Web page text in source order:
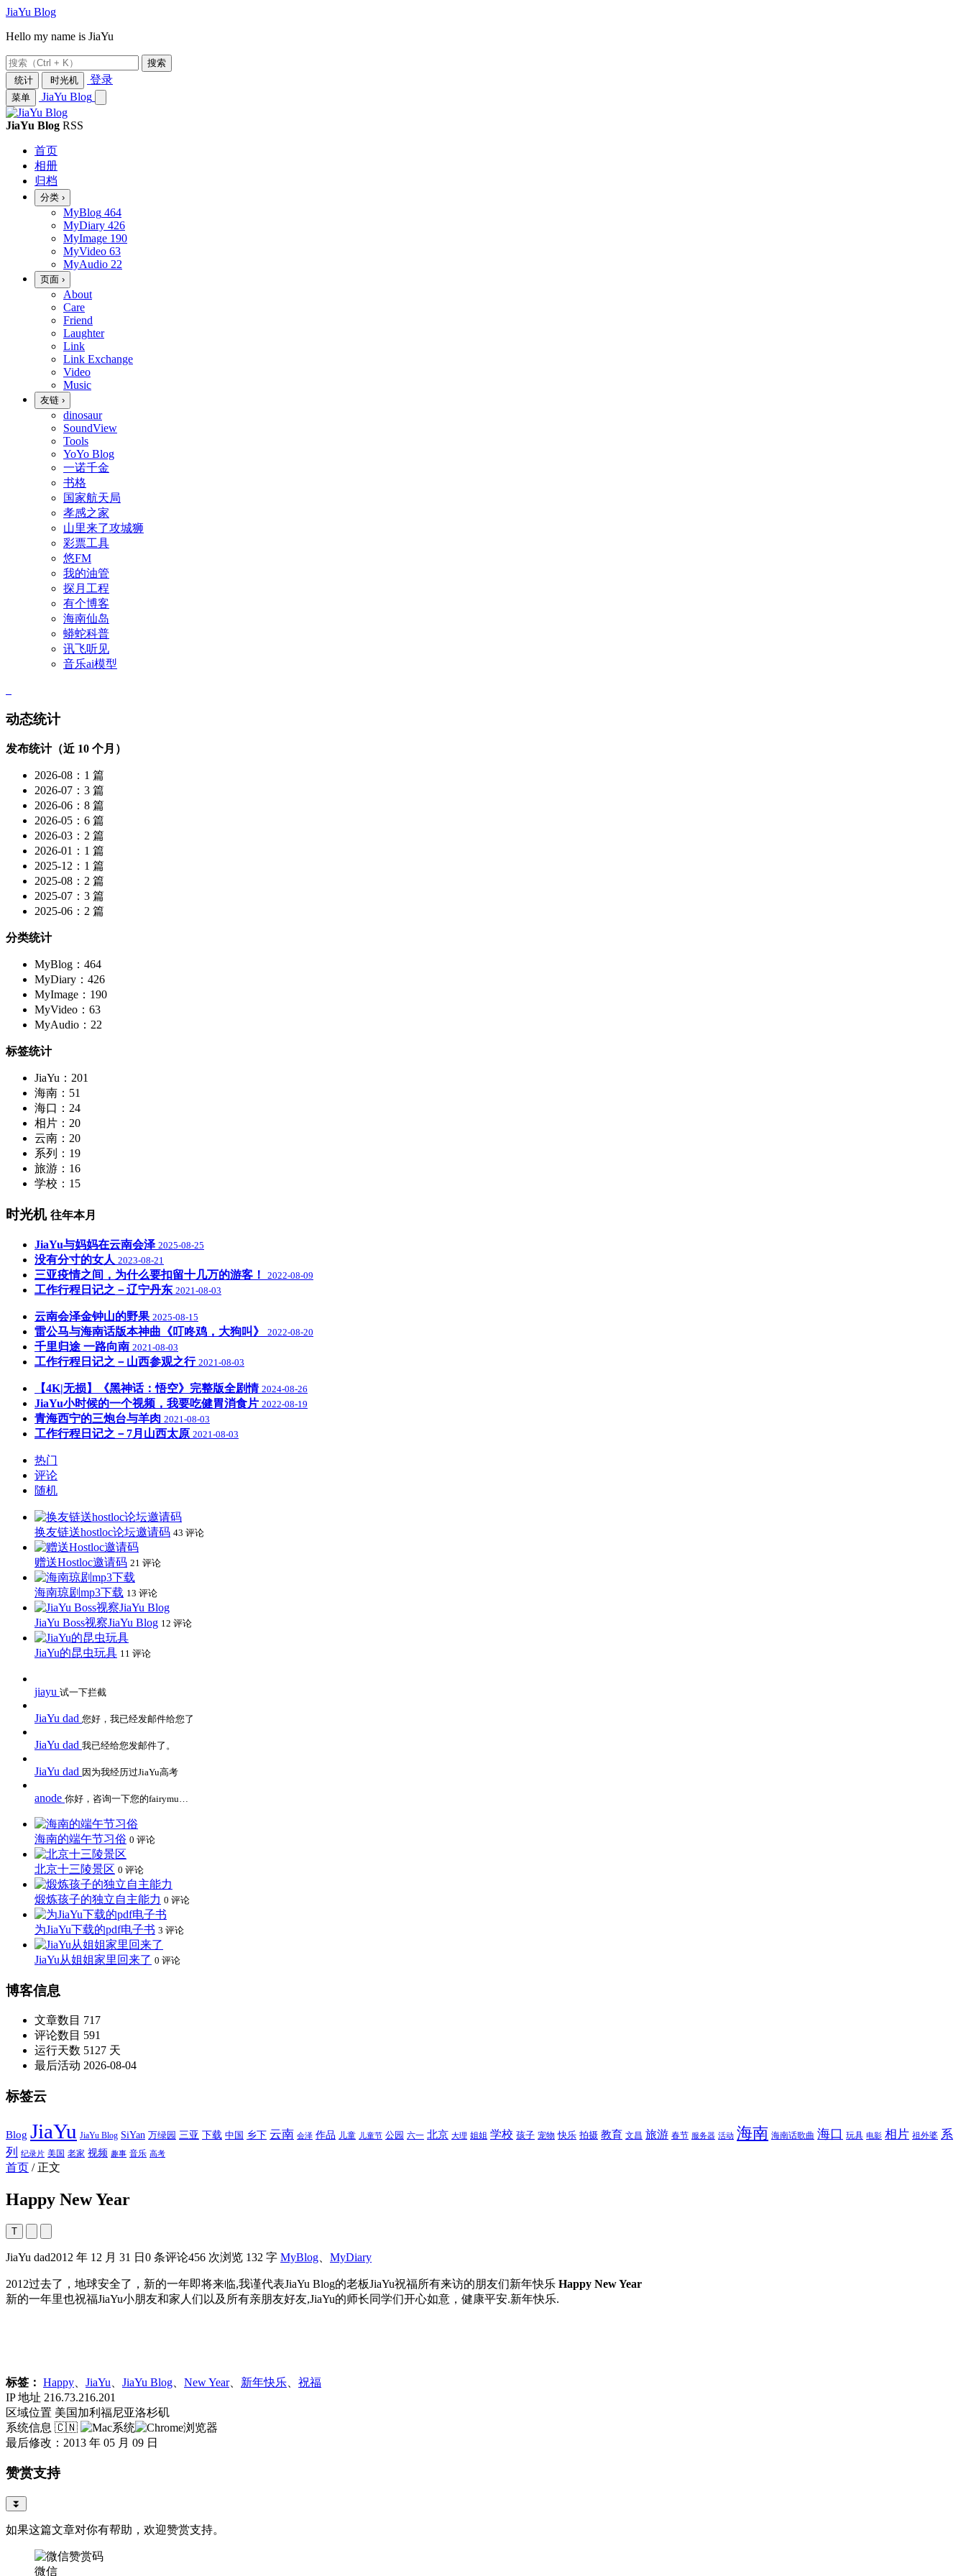
JiaYu Blog
Hello my name is JiaYu
搜索
统计
时光机 登录
菜单 JiaYu Blog
JiaYu Blog RSS
首页
相册
归档
分类 ›
MyBlog 464
MyDiary 426
MyImage 190
MyVideo 63
MyAudio 22
页面 ›
About
Care
Friend
Laughter
Link
Link Exchange
Video
Music
友链 ›
dinosaur
SoundView
Tools
YoYo Blog
一诺千金
书格
国家航天局
孝感之家
山里来了攻城狮
彩票工具
悠FM
我的油管
探月工程
有个博客
海南仙岛
蟒蛇科普
讯飞听见
音乐ai模型
动态统计
发布统计（近 10 个月）
2026-08：1 篇
2026-07：3 篇
2026-06：8 篇
2026-05：6 篇
2026-03：2 篇
2026-01：1 篇
2025-12：1 篇
2025-08：2 篇
2025-07：3 篇
2025-06：2 篇
分类统计
MyBlog：464
MyDiary：426
MyImage：190
MyVideo：63
MyAudio：22
标签统计
JiaYu：201
海南：51
海口：24
相片：20
云南：20
系列：19
旅游：16
学校：15
时光机 往年本月
JiaYu与妈妈在云南会泽 2025-08-25
没有分寸的女人 2023-08-21
三亚疫情之间，为什么要扣留十几万的游客！ 2022-08-09
工作行程日记之－辽宁丹东 2021-08-03
云南会泽金钟山的野果 2025-08-15
雷公马与海南话版本神曲《叮咚鸡，大狗叫》 2022-08-20
千里归途 一路向南 2021-08-03
工作行程日记之－山西参观之行 2021-08-03
【4K|无损】《黑神话：悟空》完整版全剧情 2024-08-26
JiaYu小时候的一个视频，我要吃健胃消食片 2022-08-19
青海西宁的三炮台与羊肉 2021-08-03
工作行程日记之－7月山西太原 2021-08-03
热门
评论
随机
换友链送hostloc论坛邀请码 43 评论
赠送Hostloc邀请码 21 评论
海南琼剧mp3下载 13 评论
JiaYu Boss视察JiaYu Blog 12 评论
JiaYu的昆虫玩具 11 评论
jiayu 试一下拦截
JiaYu dad 您好，我已经发邮件给您了
JiaYu dad 我已经给您发邮件了。
JiaYu dad 因为我经历过JiaYu高考
anode 你好，咨询一下您的fairymu…
海南的端午节习俗 0 评论
北京十三陵景区 0 评论
煅炼孩子的独立自主能力 0 评论
为JiaYu下载的pdf电子书 3 评论
JiaYu从姐姐家里回来了 0 评论
博客信息
文章数目 717
评论数目 591
运行天数 5127 天
最后活动 2026-08-04
标签云
Blog JiaYu JiaYu Blog SiYan 万绿园 三亚 下载 中国 乡下 云南 会泽 作品 儿童 儿童节 公园 六一 北京 大理 姐姐 学校 孩子 宠物 快乐 拍摄 教育 文昌 旅游 春节 服务器 活动 海南 海南话歌曲 海口 玩具 电影 相片 祖外婆 系
列
纪录片 美国 老家 视频 趣事 音乐 高考
首页 / 正文
Happy New Year
T
JiaYu dad2012 年 12 月 31 日 0 条评论456 次浏览 132 字 MyBlog MyDiary
2012过去了，地球安全了，新的一年即将来临,我谨代表JiaYu Blog的老板JiaYu祝福所有来访的朋友们新年快乐 Happy New Year
新的一年里也祝福JiaYu小朋友和家人们以及所有亲朋友好友,JiaYu的师长同学们开心如意，健康平安.新年快乐.
标签： Happy JiaYu JiaYu Blog New Year、 新年快乐
祝福
IP 地址 216.73.216.201
区域位置 美国加利福尼亚洛杉矶
系统信息 🇨🇳
最后修改：2013 年 05 月 09 日
赞赏支持
⏬
如果这篇文章对你有帮助，欢迎赞赏支持。
微信